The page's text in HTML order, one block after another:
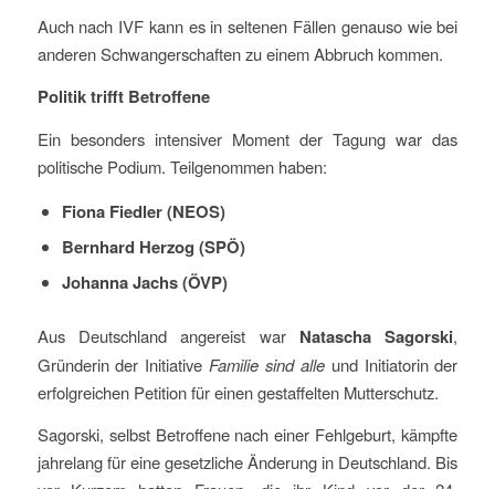
Auch nach IVF kann es in seltenen Fällen genauso wie bei
anderen Schwangerschaften zu einem Abbruch kommen.
Politik trifft Betroffene
Ein besonders intensiver Moment der Tagung war das
politische Podium. Teilgenommen haben:
Fiona Fiedler (NEOS)
Bernhard Herzog (SPÖ)
Johanna Jachs (ÖVP)
Aus Deutschland angereist war Natascha Sagorski,
Gründerin der InitiativeFamilie sind alleund Initiatorin der
erfolgreichen Petition für einen gestaffelten Mutterschutz.
Sagorski, selbst Betroffene nach einer Fehlgeburt, kämpfte
jahrelang für eine gesetzliche Änderung in Deutschland. Bis